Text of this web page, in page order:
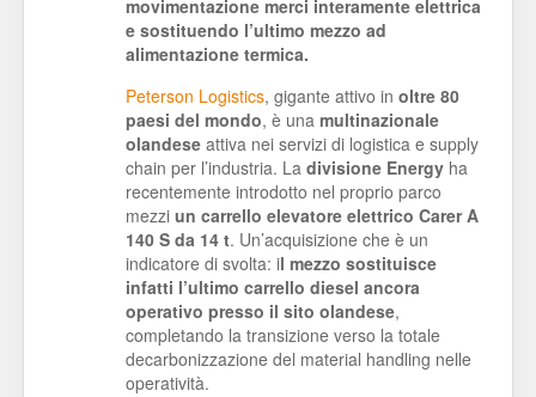
movimentazione merci interamente elettrica
e sostituendo l’ultimo mezzo ad
alimentazione termica.
Peterson Logistics, gigante attivo in oltre 80
paesi del mondo, è una multinazionale
olandese attiva nei servizi di logistica e supply
chain per l’industria. La divisione Energy ha
recentemente introdotto nel proprio parco
mezzi un carrello elevatore elettrico Carer A
140 S da 14 t. Un’acquisizione che è un
indicatore di svolta: il mezzo sostituisce
infatti l’ultimo carrello diesel ancora
operativo presso il sito olandese,
completando la transizione verso la totale
decarbonizzazione del material handling nelle
operatività.